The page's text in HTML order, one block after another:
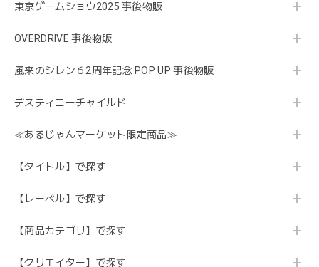
東京ゲームショウ2025 事後物販
OVERDRIVE 事後物販
風来のシレン６2周年記念 POP UP 事後物販
デスティニーチャイルド
≪あるじゃんマーケット限定商品≫
【タイトル】で探す
【レーベル】で探す
【商品カテゴリ】で探す
【クリエイター】で探す